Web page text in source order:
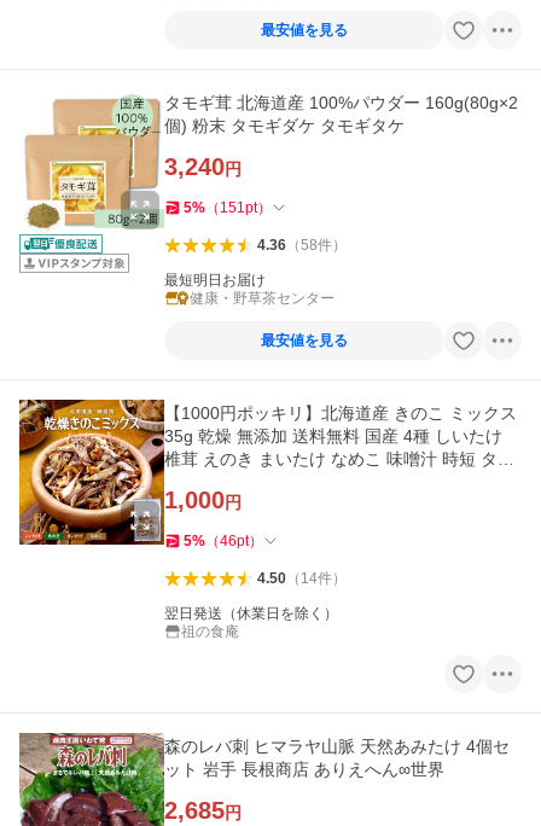
最安値を見る
タモギ茸 北海道産 100%パウダー 160g(80g×2
個) 粉末 タモギダケ タモギタケ
3,240円
5% （ 151pt）
4.36（58件）
最短明日お届け
健康・野草茶センター
最安値を見る
【1000円ポッキリ】北海道産 きのこ ミックス
35g 乾燥 無添加 送料無料 国産 4種 しいたけ
椎茸 えのき まいたけ なめこ 味噌汁 時短 タイ
1,000円
5% （46pt）
4.50（ 14件）
翌日発送（休業日を除く）
祖の食庵
森のレバ刺 ヒマラヤ山脈 天然あみたけ 4個セ
ット 岩手 長根商店 ありえへん∞世界
2,685円